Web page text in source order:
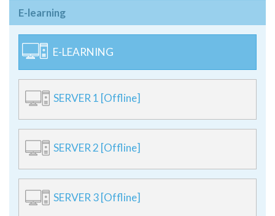
E-learning
E-LEARNING
SERVER 1 [Offline]
SERVER 2 [Offline]
SERVER 3 [Offline]